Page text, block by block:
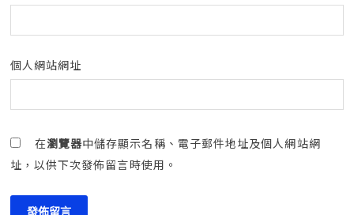
個人網站網址
在瀏覽器中儲存顯示名稱、電子郵件地址及個人網站網
址，以供下次發佈留言時使用。